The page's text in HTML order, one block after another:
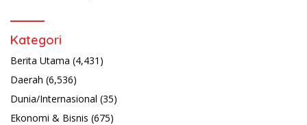
Kategori
Berita Utama (4,431)
Daerah (6,536)
Dunia/Internasional (35)
Ekonomi & Bisnis (675)